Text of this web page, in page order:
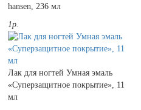
hansen, 236 мл
1р.
Лак для ногтей Умная эмаль
«Суперзащитное покрытие», 11
мл